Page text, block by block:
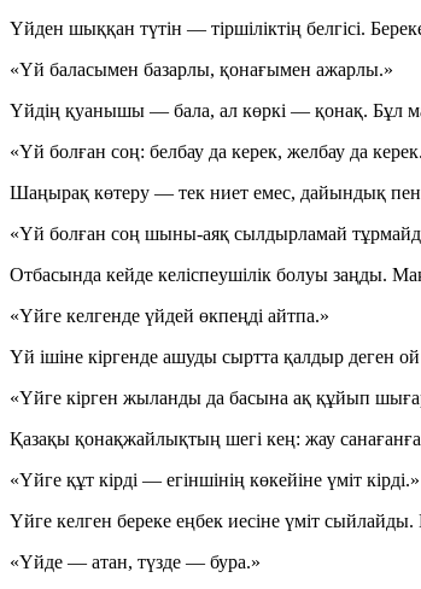
Үйден шыққан түтін — тіршіліктің белгісі.
«Үй баласымен базарлы, қонағымен ажарлы.»
Үйдің қуанышы — бала, ал көркі — қонақ. Бұл
«Үй болған соң: белбау да керек, желбау да
Шаңырақ көтеру — тек ниет емес, дайындық пен
«Үй болған соң шыны-аяқ сылдырламай
Отбасында кейде келіспеушілік болуы заңды.
«Үйге келгенде үйдей өкпеңді айтпа.»
Үй ішіне кіргенде ашуды сыртта қалдыр деген
«Үйге кірген жыланды да басына ақ құйып
Қазақы қонақжайлықтың шегі кең: жау
«Үйге құт кірді — егіншінің көкейіне үміт кірді.»
Үйге келген береке еңбек иесіне үміт
«Үйде — атан, түзде — бура.»